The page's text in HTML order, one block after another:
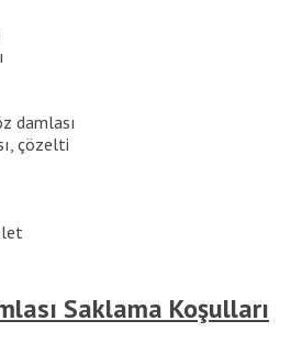
damlası
çözelti
Saklama Koşulları